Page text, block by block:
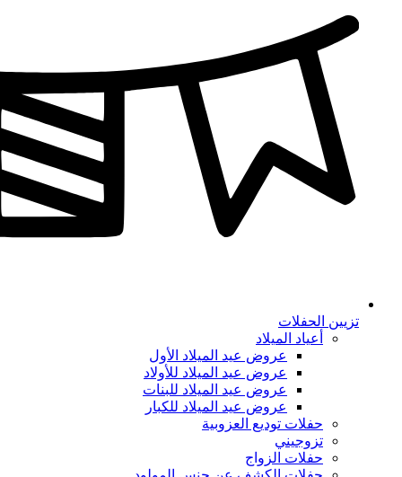
تزيين الحفلات
أعياد الميلاد
عروض عيد الميلاد الأول
عروض عيد الميلاد للأولاد
عروض عيد الميلاد للبنات
عروض عيد الميلاد للكبار
حفلات توديع العزوبية
تزوجيني
حفلات الزواج